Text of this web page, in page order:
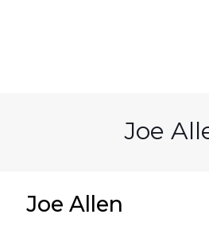
Joe
Joe Allen